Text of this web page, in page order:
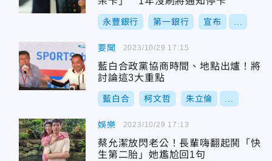
永豐銀行 第一銀行 宣布
要聞
藍白合政黨協商時間、地點出爐！將
討論這3大重點
藍白合 柯文哲 朱立倫
2023/10/29 17:15
娛樂
蔡允潔放閃老公！長輩嗨翻起鬨「快
生第二胎」她尷尬回1句
2023/10/29 17:13